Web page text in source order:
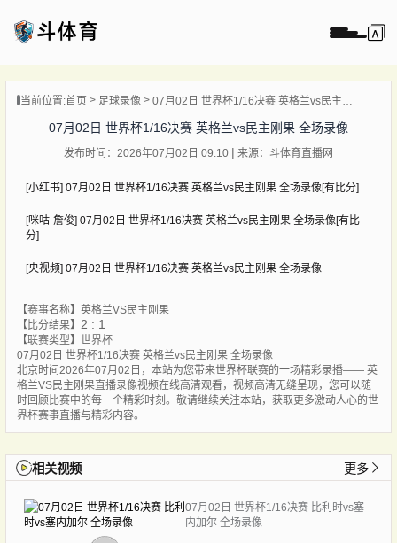
播
闻
当前位置:首页 足球录像 07月02日 世界杯1/16决赛 英格兰vs民主刚果 全场录像
07月02日 世界杯1/16决赛 英格兰vs民主刚果 全场录像
发布时间：2026年07月02日 09:10 来源：斗体育直播网
[小红书] 07月02日 世界杯1/16决赛 英格兰vs民主刚果 全场录像[有比分]
[咪咕-詹俊] 07月02日 世界杯1/16决赛 英格兰vs民主刚果 全场录像[有比
分]
[央视频] 07月02日 世界杯1/16决赛 英格兰vs民主刚果 全场录像
【赛事名称】 英格兰VS民主刚果
【比分结果】 2 : 1
【联赛类型】 世界杯
07月02日 世界杯1/16决赛 英格兰vs民主刚果 全场录像
北京时间2026年07月02日，本站为您带来世界杯联赛的一场精彩录播—— 英
格兰VS民主刚果直播录像视频在线高清观看，视频高清无缝呈现，您可以随
时回顾比赛中的每一个精彩时刻。敬请继续关注本站，获取更多激动人心的世
界杯赛事直播与精彩内容。
相关视频 更多
07月02日 世界杯1/16决赛 比利时vs塞
内加尔 全场录像